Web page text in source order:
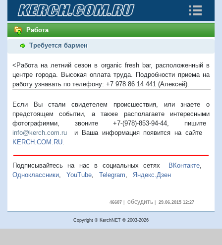
Работа
Требуется бармен
<Работа на летний сезон в organic fresh bar, расположенный в
центре города. Высокая оплата труда. Подробности приема на
работу узнавать по телефону: +7 978 86 14 441 (Алексей).
Если Вы стали свидетелем происшествия, или знаете о
предстоящем событии, а также располагаете интересными
фотографиями, звоните +7-(978)-853-94-44, пишите
info@kerch.com.ru и Ваша информация появится на сайте
KERCH.COM.RU
Подписывайтесь на нас в социальных сетях ВКонтакте,
Одноклассники
YouTube Telegram Яндекс.Дзен
46607 |обсудить |29.06.2015 12:27
Copyright © KerchNET ® 2003-2026